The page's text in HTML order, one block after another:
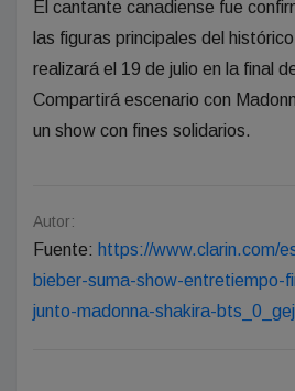
El cantante canadiense fue
las figuras principales del
realizará el 19 de julio en la final
Compartirá escenario con
un show con fines solidarios.
Autor:
Fuente: https://www.clarin.com/
bieber-suma-show-entretiempo-
junto-madonna-shakira-